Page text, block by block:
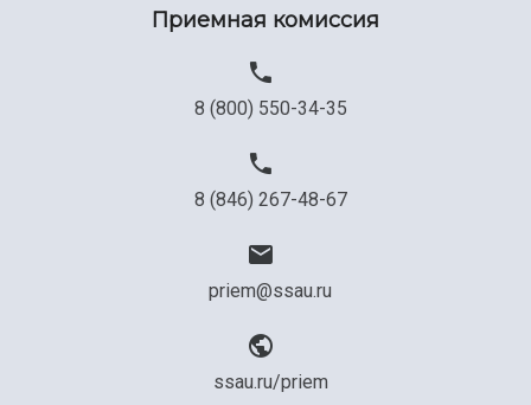
Приемная комиссия
8 (800) 550-34-35
8 (846) 267-48-67
priem@ssau.ru
ssau.ru/priem